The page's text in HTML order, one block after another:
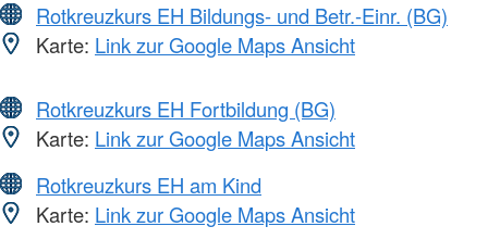
Rotkreuzkurs EH Bildungs- und Betr.-Einr. (BG)
Karte: Link zur Google Maps Ansicht
Rotkreuzkurs EH Fortbildung (BG)
Karte: Link zur Google Maps Ansicht
Rotkreuzkurs EH am Kind
Karte: Link zur Google Maps Ansicht